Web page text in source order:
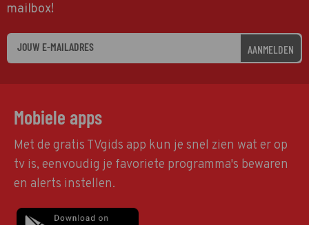
mailbox!
AANMELDEN
Mobiele apps
Met de gratis TVgids app kun je snel zien wat er op
tv is, eenvoudig je favoriete programma's bewaren
en alerts instellen.